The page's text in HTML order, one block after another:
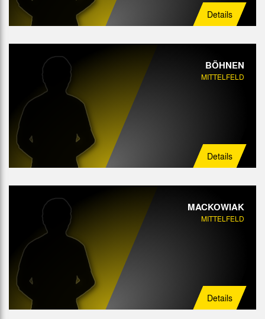
Details
BÖHNEN
MITTELFELD
Details
MACKOWIAK
MITTELFELD
Details